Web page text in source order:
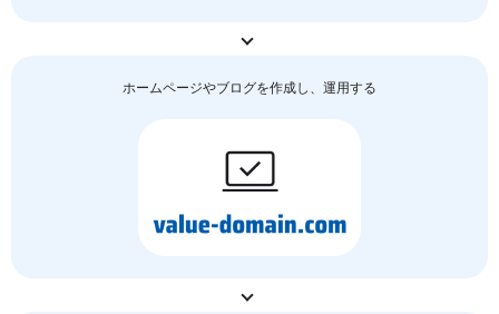
ホームページやブログを作成し、運用する